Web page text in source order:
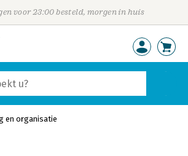
voor 23:00 besteld, morgen in huis
en organisatie